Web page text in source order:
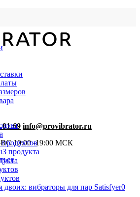
81-69 info@provibrator.ru
10:00 -19:00 МСК
продуктов
3 продукта
двоих: вибраторы для пар Satisfyer0